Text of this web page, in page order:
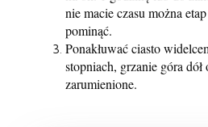
nie macie czasu można
pominąć.
Ponakłuwać ciasto
stopniach, grzanie góra
zarumienione.